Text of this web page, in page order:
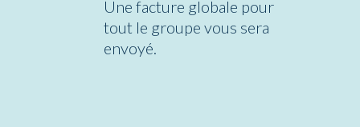
Une facture globale pour
tout le groupe vous sera
envoyé.